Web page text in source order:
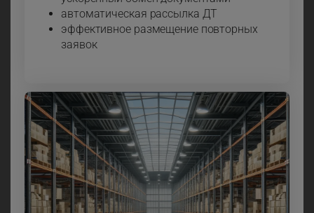
автоматическая рассылка ДТ
эффективное размещение повторных
заявок